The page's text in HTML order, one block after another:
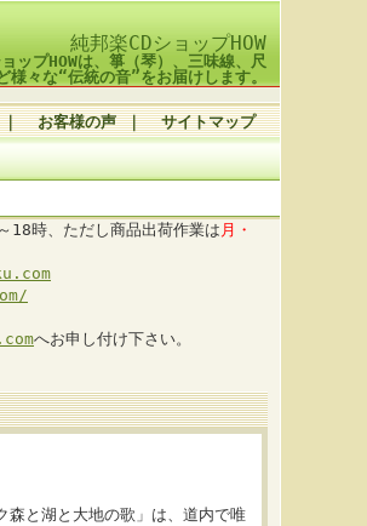
純邦楽CDショップHOW
プHOWは、箏（琴）、三味線、尺
様々な“伝統の音”をお届けします。
お客様の声｜ サイトマップ
18時、ただし商品出荷作業は月・
へお申し付け下さい。
森と湖と大地の歌」は、道内で唯